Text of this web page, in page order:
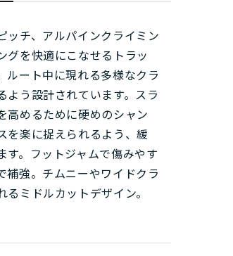
ッチ、アルパインクライミン
グを快適にこなせるトラッ
ルート中に現れる多様なクラ
よう設計されています。スラ
高めるために硬めのシャン
を楽に捉えられるよう、緩
す。フットジャムで傷みやす
補強。チムニーやワイドクラ
ミドルカットデザイン。